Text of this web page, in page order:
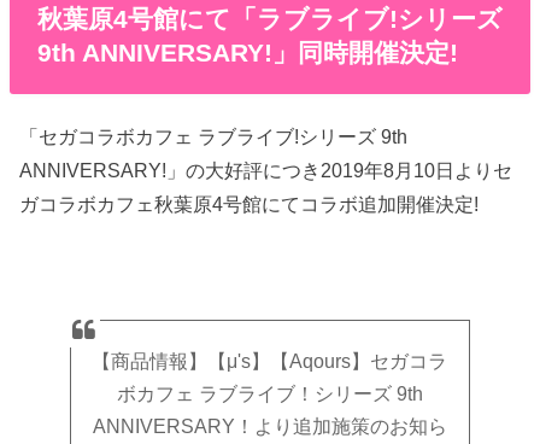
秋葉原4号館にて「ラブライブ!シリーズ
9th ANNIVERSARY!」同時開催決定!
「セガコラボカフェ ラブライブ!シリーズ 9th
ANNIVERSARY!」の大好評につき2019年8月10日よりセ
ガコラボカフェ秋葉原4号館にてコラボ追加開催決定!
【商品情報】【μ's】【Aqours】セガコラ
ボカフェ ラブライブ！シリーズ 9th
ANNIVERSARY！より追加施策のお知ら